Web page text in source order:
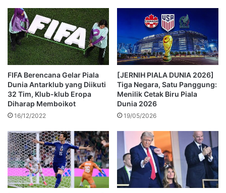
FIFA Berencana Gelar Piala
Dunia Antarklub yang Diikuti
32 Tim, Klub-klub Eropa
Diharap Memboikot
16/12/2022
[JERNIH PIALA DUNIA 2026]
Tiga Negara, Satu Panggung:
Menilik Cetak Biru Piala
Dunia 2026
19/05/2026